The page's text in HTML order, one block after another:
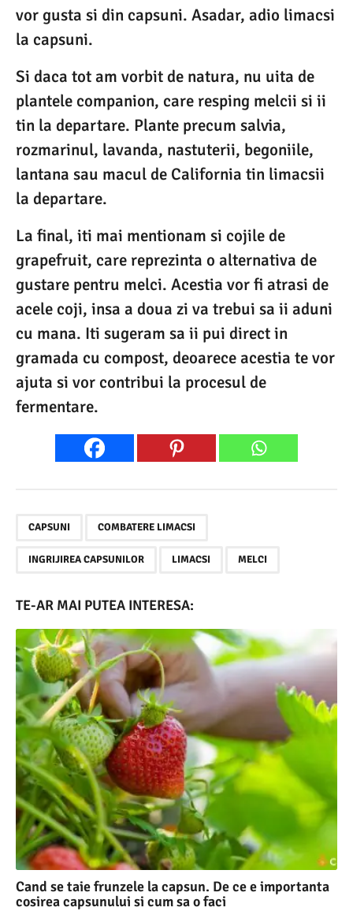
vor gusta si din capsuni. Asadar, adio limacsi
la capsuni.
Si daca tot am vorbit de natura, nu uita de
plantele companion, care resping melcii si ii
tin la departare. Plante precum salvia,
rozmarinul, lavanda, nastuterii, begoniile,
lantana sau macul de California tin limacsii
la departare.
La final, iti mai mentionam si cojile de
grapefruit, care reprezinta o alternativa de
gustare pentru melci. Acestia vor fi atrasi de
acele coji, insa a doua zi va trebui sa ii aduni
cu mana. Iti sugeram sa ii pui direct in
gramada cu compost, deoarece acestia te vor
ajuta si vor contribui la procesul de
fermentare.
CAPSUNI COMBATERE LIMACSI
INGRIJIREA CAPSUNILOR LIMACSI MELCI
TE-AR MAI PUTEA INTERESA:
Cand se taie frunzele la capsun. De ce e importanta
cosirea capsunului si cum sa o faci